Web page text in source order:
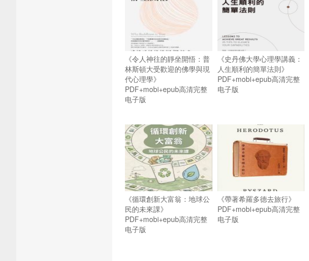
《令人神往的靜坐開悟：普
林斯頓大受歡迎的佛學與現
代心理學》
PDF+mobi+epub高清完整
电子版
《史丹佛大學心理學講義：
人生順利的簡單法則》
PDF+mobi+epub高清完整
电子版
《循環創新大富翁：地球公
民的未來課》
PDF+mobi+epub高清完整
电子版
《帶著希羅多德去旅行》
PDF+mobi+epub高清完整
电子版